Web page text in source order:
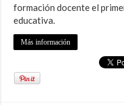
formación docente el
educativa.
Más información